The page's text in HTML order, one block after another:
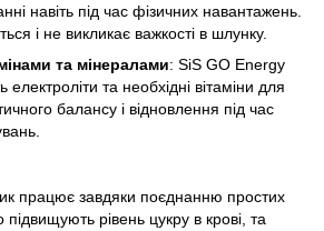
навіть під час фізичних навантажень.
і не викликає важкості в шлунку.
та мінералами: SiS GO Energy
електроліти та необхідні вітаміни для
балансу і відновлення під час
працює завдяки поєднанню простих
підвищують рівень цукру в крові, та